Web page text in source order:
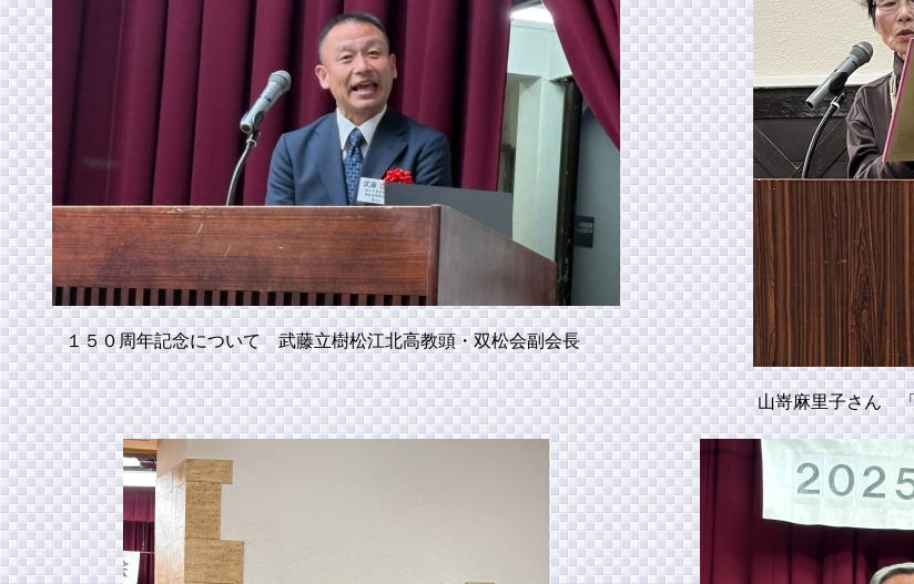
１５０周年記念について 武藤立樹松江北高教頭・双松会副会長
山嵜麻里子さん